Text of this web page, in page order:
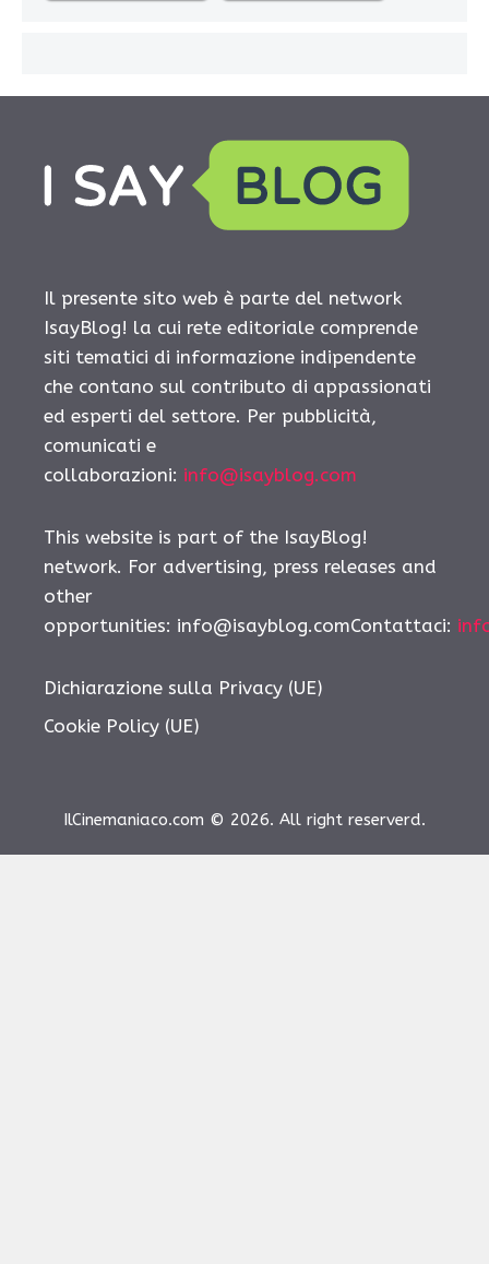
Il presente sito web è parte del network
IsayBlog! la cui rete editoriale comprende
siti tematici di informazione indipendente
che contano sul contributo di appassionati
ed esperti del settore. Per pubblicità,
comunicati e
collaborazioni: info@isayblog.com
This website is part of the IsayBlog!
network. For advertising, press releases and
other
opportunities: info@isayblog.comContattaci:
Dichiarazione sulla Privacy (UE)
Cookie Policy (UE)
IlCinemaniaco.com © 2026. All right reserverd.